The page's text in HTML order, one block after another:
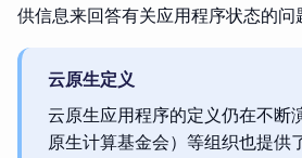
供信息来回答有关应用程序状态的问
云原生定义
云原生应用程序的定义仍在不断
原生计算基金会）等组织也提供